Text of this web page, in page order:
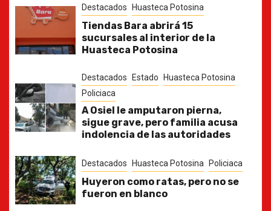
Destacados Huasteca Potosina
Tiendas Bara abrirá 15
sucursales al interior de la
Huasteca Potosina
Destacados Estado Huasteca Potosina
Policiaca
A Osiel le amputaron pierna,
sigue grave, pero familia acusa
indolencia de las autoridades
Destacados Huasteca Potosina Policiaca
Huyeron como ratas, pero no se
fueron en blanco